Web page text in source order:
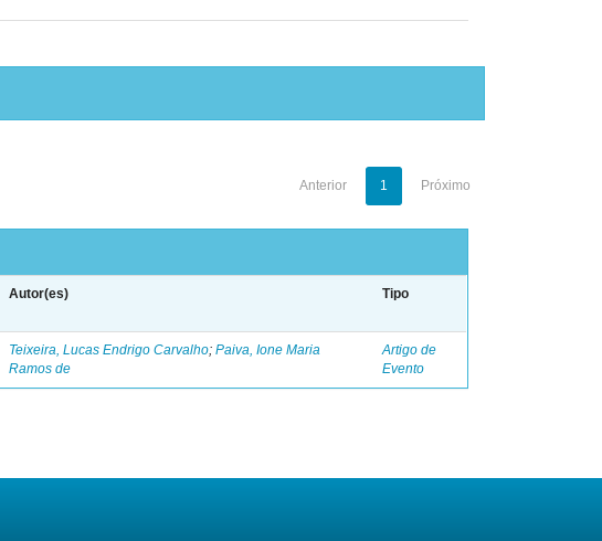
Anterior 1 Próximo
Autor(es) Tipo
Teixeira, Lucas Endrigo Carvalho;Paiva, Ione Maria
Ramos de
Artigo de
Evento